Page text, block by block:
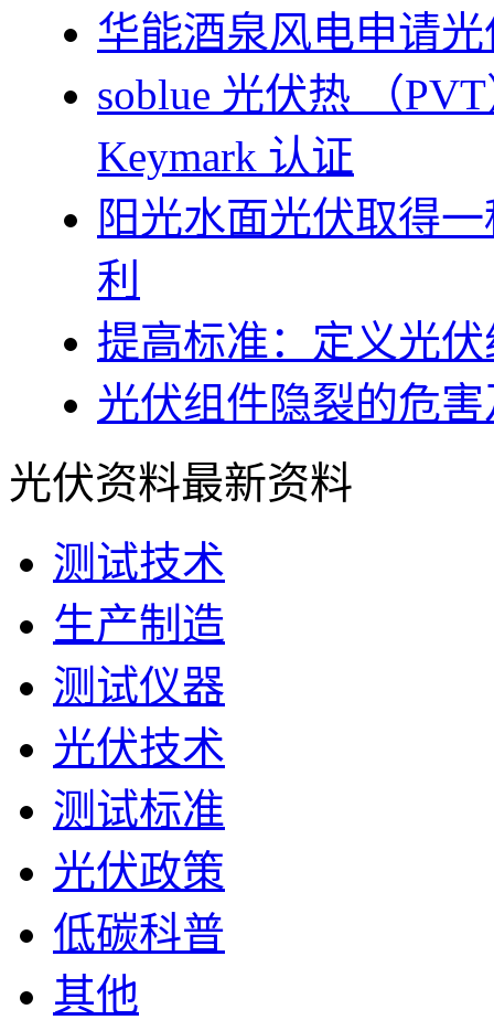
华能酒泉风电申请
soblue 光伏热 （
Keymark 认证
阳光水面光伏取得
利
提高标准：定义光
光伏组件隐裂的危
光伏资料最新资料
测试技术
生产制造
测试仪器
光伏技术
测试标准
光伏政策
低碳科普
其他